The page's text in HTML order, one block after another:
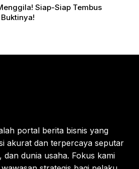
Siap-Siap Tembus
portal berita bisnis yang
akurat dan terpercaya seputar
dunia usaha. Fokus kami